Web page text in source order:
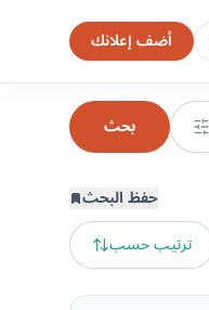
أضف إعلانك
بحث
حفظ البحث
ترتيب حسب